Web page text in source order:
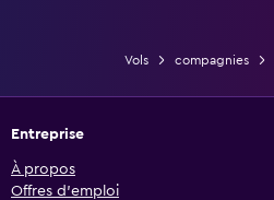
Vols compagnies
Entreprise
À propos
Offres d’emploi